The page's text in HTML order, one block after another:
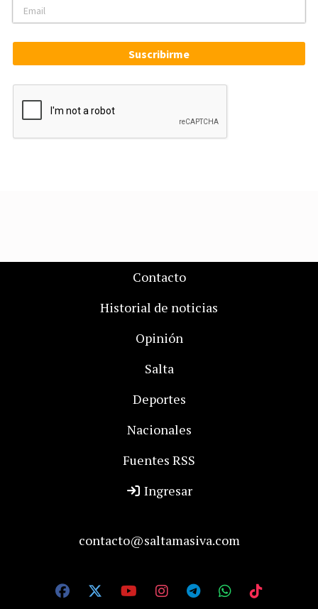
Suscribirme
Contacto
Historial de noticias
Opinión
Salta
Deportes
Nacionales
Fuentes RSS
Ingresar
contacto@saltamasiva.com